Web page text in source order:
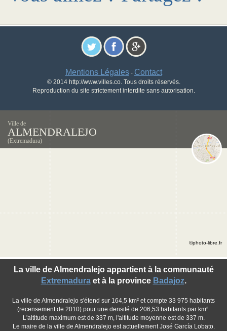
Mentions Légales- Contact
© 2014 http://www.villes.co. Tous droits réservés.
Reproduction du site strictement interdite sans autorisation.
Ville de
ALMENDRALEJO
(Extremadura)
La ville de Almendralejo appartient à la communauté
Extremaduraet à la province Badajoz.
La ville de Almendralejo s'étend sur 164,5 km² et compte 33 975 habitants
(recensement de 2010) pour une densité de 206,53 habitants par km².
L'altitude maximum est de 337 m, l'altitude moyenne est de 337 m.
Le maire de la ville de Almendralejo est actuellement José García Lobato.
©photo-libre.fr